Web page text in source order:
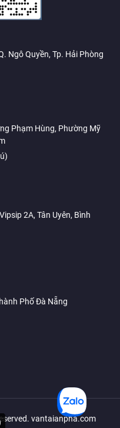
Ngô Quyền, Tp. Hải Phòng
Phạm Hùng, Phường Mỹ
2A, Tân Uyên, Bình
Phố Đà Nẵng
vantaianpha.com